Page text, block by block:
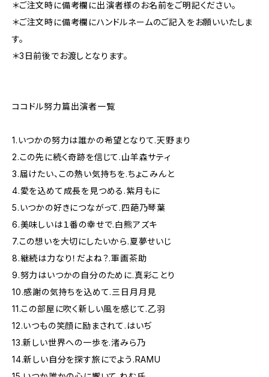
＊ご注文時に備考欄に出演者様のお名前をご明記ください。
＊ご注文時に備考欄にハンドルネームのご記入をお願いいたしま
す。
＊3日前後でお渡しとなります。
ココドル努力篇出演者一覧
1.いつかの努力は誰かの希望となりて.天野まり
2.この先に続く奇跡を信じて.山羊森サティ
3.届けたい、この熱い気持ちを.ちょこみんと
4.愛を込めて成長を見つめる.紫月もに
5.いつかの好きにつながって.四葩乃琴葉
6.美味しいは１番の幸せで.白熊アズキ
7.この想いを大切にしたいから.夏夢せいじ
8.継続は力なり！だよね？.軍画茶助
9.努力はいつかの自分のために.真彩ことり
10.感謝の気持ちを込めて.三日月月見
11.この部屋に吹く新しい風を感じて.乙羽
12.いつもの笑顔に励まされて.はいぢ
13.新しい世界への一歩を.渚みら乃
14.新しい自分を探す旅にでよう.RAMU